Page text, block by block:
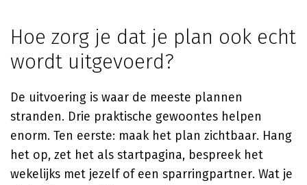
Hoe zorg je dat je plan ook echt
wordt uitgevoerd?
De uitvoering is waar de meeste plannen
stranden. Drie praktische gewoontes helpen
enorm. Ten eerste: maak het plan zichtbaar. Hang
het op, zet het als startpagina, bespreek het
wekelijks met jezelf of een sparringpartner. Wat je